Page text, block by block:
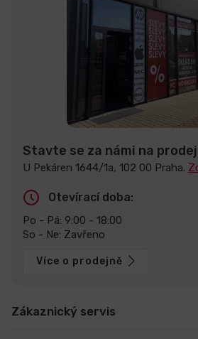
Stavte se za námi na
U Pekáren 1644/1a, 102 00 Praha.
Otevírací doba:
Po - Pá: 9:00 - 18:00
So - Ne: Zavřeno
Více o prodejně
Zákaznický servis